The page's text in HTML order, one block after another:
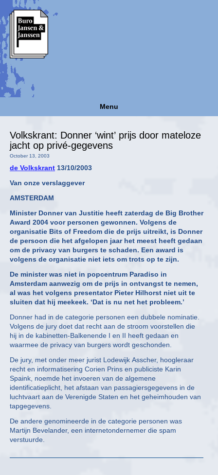
Menu
Volkskrant: Donner ‘wint’ prijs door mateloze
jacht op privé-gegevens
October 13, 2003
de Volkskrant 13/10/2003
Van onze verslaggever
AMSTERDAM
Minister Donner van Justitie heeft zaterdag de Big Brother
Award 2004 voor personen gewonnen. Volgens de
organisatie Bits of Freedom die de prijs uitreikt, is Donner
de persoon die het afgelopen jaar het meest heeft gedaan
om de privacy van burgers te schaden. Een award is
volgens de organisatie niet iets om trots op te zijn.
De minister was niet in popcentrum Paradiso in
Amsterdam aanwezig om de prijs in ontvangst te nemen,
al was het volgens presentator Pieter Hilhorst niet uit te
sluiten dat hij meekeek. ‘Dat is nu net het probleem.’
Donner had in de categorie personen een dubbele nominatie.
Volgens de jury doet dat recht aan de stroom voorstellen die
hij in de kabinetten-Balkenende I en II heeft gedaan en
waarmee de privacy van burgers wordt geschonden.
De jury, met onder meer jurist Lodewijk Asscher, hoogleraar
recht en informatisering Corien Prins en publiciste Karin
Spaink, noemde het invoeren van de algemene
identificatieplicht, het afstaan van passagiersgegevens in de
luchtvaart aan de Verenigde Staten en het geheimhouden van
tapgegevens.
De andere genomineerde in de categorie personen was
Martijn Bevelander, een internetondernemer die spam
verstuurde.